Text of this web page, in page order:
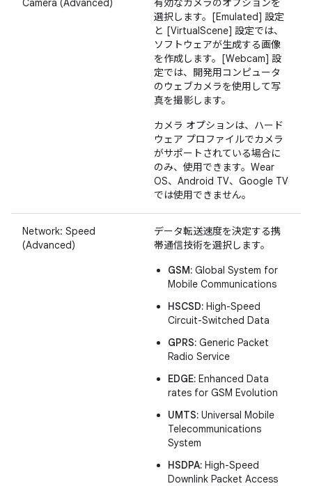
Camera (Advanced)
有効なカメラのオプションを
選択します。[Emulated] 設定
と [VirtualScene] 設定では、
ソフトウェアが生成する画像
を作成します。[Webcam] 設
定では、開発用コンピュータ
のウェブカメラを使用して写
真を撮影します。
カメラ オプションは、ハード
ウェア プロファイルでカメラ
がサポートされている場合に
のみ、使用できます。Wear
OS、Android TV、Google TV
では使用できません。
Network: Speed
(Advanced)
データ転送速度を決定する携
帯通信技術を選択します。
GSM: Global System for
Mobile Communications
HSCSD: High-Speed
Circuit-Switched Data
GPRS: Generic Packet
Radio Service
EDGE: Enhanced Data
rates for GSM Evolution
UMTS: Universal Mobile
Telecommunications
System
HSDPA: High-Speed
Downlink Packet Access